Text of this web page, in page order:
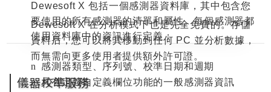
Dewesoft X包括一個感測器資料庫，其中包含您
要使用的所有感測器的清單和屬性。每個感測器都
使用資料庫中的資訊進行定義：
n 感測器類型、序列號、校準日期和週期
n 具有定義自定義欄位功能的一般感測器資訊
Dewesoft X在分析模式下也是完全免費的。存儲
資料后，您可以將其移動到任何 PC 並分析數據，
而無需向更多使用者提供額外許可證。
儀器校準服務